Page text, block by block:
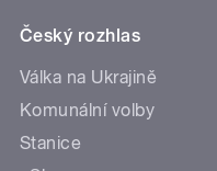
Český rozhlas
Válka na Ukrajině
Komunální volby
Stanice